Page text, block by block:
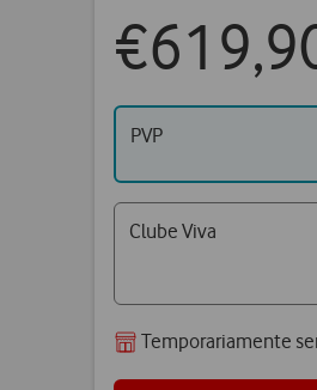
PVP
Clube Viva
Temporariamente